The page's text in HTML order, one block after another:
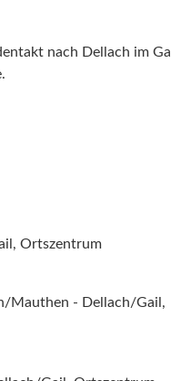
nach Dellach im
Ortszentrum
Mauthen - Dellach/Gail,